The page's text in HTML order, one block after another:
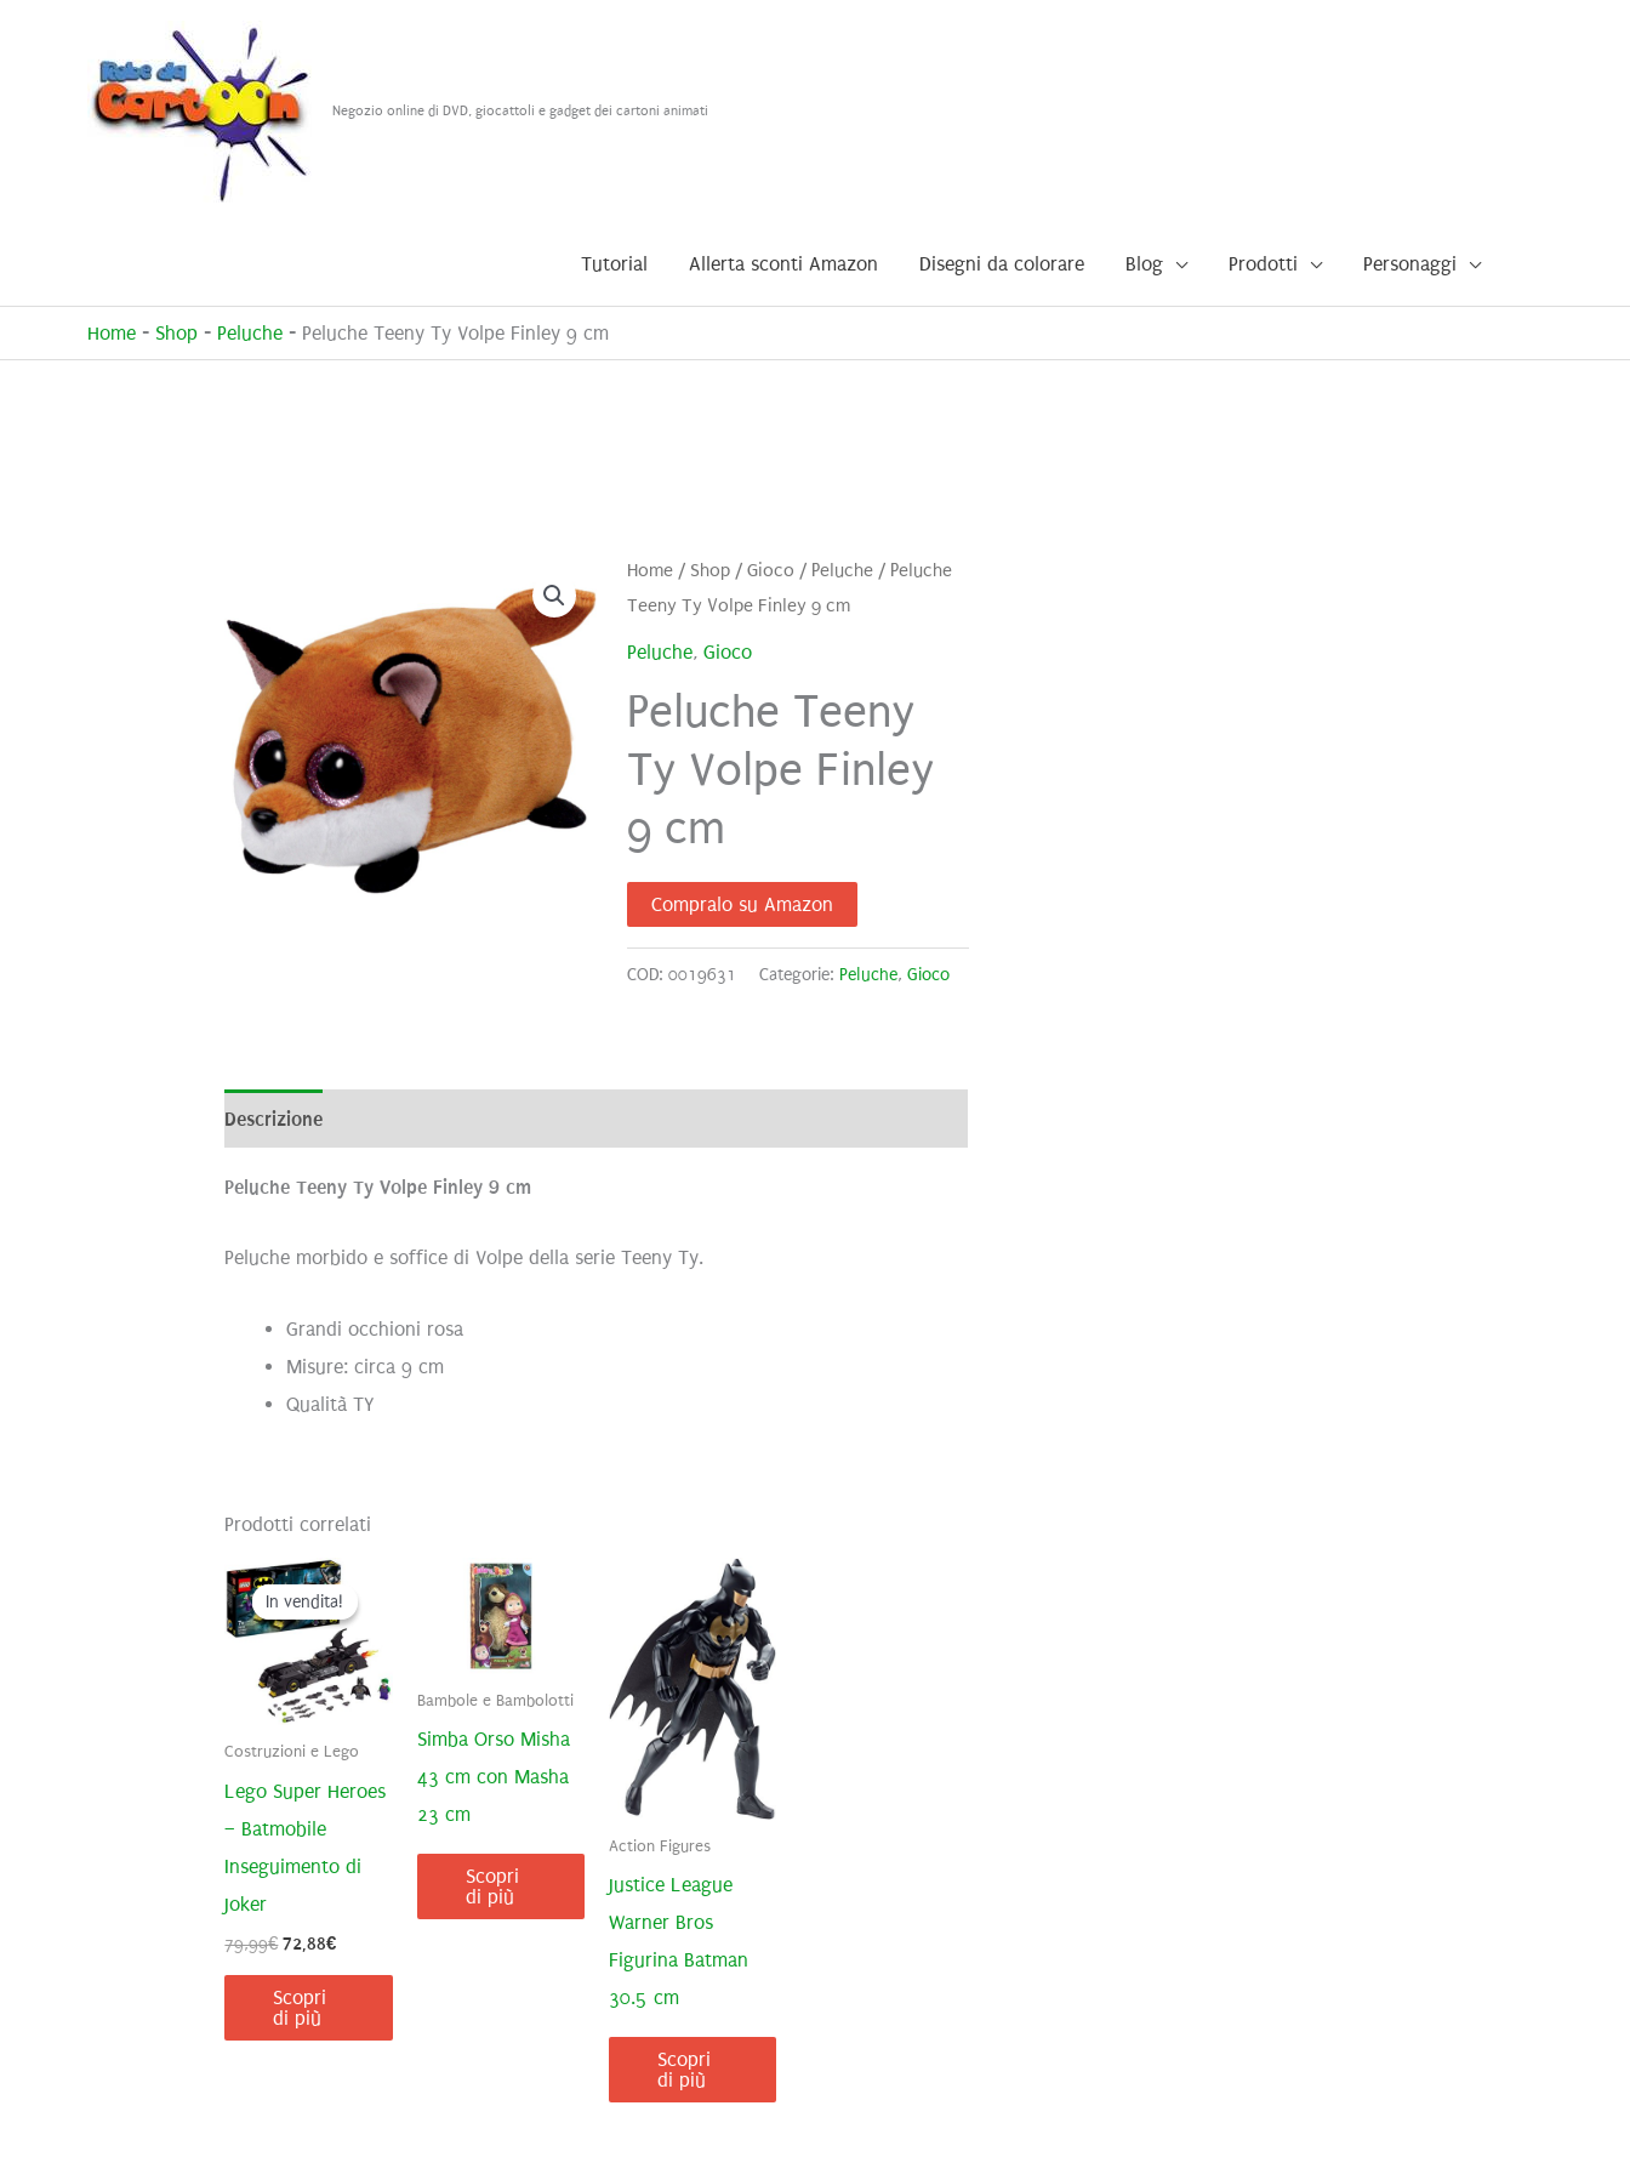
Negozio online di DVD, giocattoli e gadget dei cartoni animati
Tutorial Allerta sconti Amazon Disegni da colorare Blog Prodotti Personaggi
Home - Shop - Peluche - Peluche Teeny Ty Volpe Finley 9 cm
Home/ Shop/ Gioco / Peluche/ Peluche
Teeny Ty Volpe Finley 9 cm
Peluche, Gioco
Peluche Teeny
Ty Volpe Finley
9 cm
Compralo su Amazon
COD: 0019631 Categorie: Peluche, Gioco
Descrizione
Peluche Teeny Ty Volpe Finley 9 cm
Peluche morbido e soffice di Volpe della serie Teeny Ty.
Grandi occhioni rosa
Misure: circa 9 cm
Qualità TY
Prodotti correlati
In vendita!
In vendita!
Costruzioni e Lego
Lego Super Heroes
– Batmobile
Inseguimento di
Joker
79,99€ Il
originale
era:
79,99€.
72,88€Il
72,88€.
Scopri
di più
Bambole e Bambolotti
Simba Orso Misha
43 cm con Masha
23 cm
Scopri
di più
Action Figures
Justice League
Warner Bros
Figurina Batman
30.5 cm
Scopri
di più